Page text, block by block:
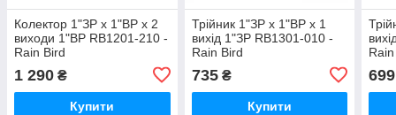
Колектор 1"ЗР х 1"ВР х 2
виходи 1"ВР RB1201-210 -
Rain Bird
1 290 ₴
Купити
Трійник 1"ЗР х 1"ВР х 1
вихід 1"ЗР RB1301-010 -
Rain Bird
735₴
Купити
699